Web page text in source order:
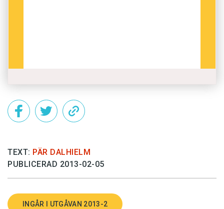
TEXT: PÄR DALHIELM
PUBLICERAD 2013-02-05
INGÅR I UTGÅVAN 2013-2